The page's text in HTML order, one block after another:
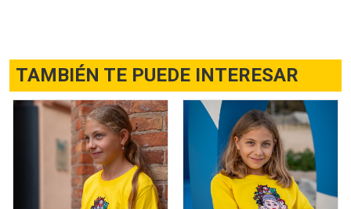
TAMBIÉN TE PUEDE INTERESAR